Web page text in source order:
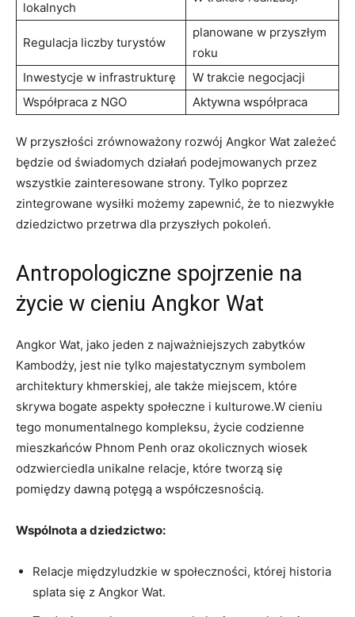
lokalnych
Regulacja liczby turystów
planowane w przyszłym
roku
Inwestycje w infrastrukturę
W trakcie negocjacji
Współpraca z NGO
Aktywna współpraca
W przyszłości zrównoważony rozwój Angkor Wat zależeć
będzie od świadomych działań podejmowanych przez
wszystkie zainteresowane strony. Tylko poprzez
zintegrowane wysiłki możemy zapewnić, że to niezwykłe
dziedzictwo przetrwa dla przyszłych pokoleń.
Antropologiczne spojrzenie na
życie w cieniu Angkor Wat
Angkor Wat, jako jeden z najważniejszych zabytków
Kambodży, jest nie tylko majestatycznym symbolem
architektury khmerskiej, ale także miejscem, które
skrywa bogate aspekty społeczne i kulturowe.W cieniu
tego monumentalnego kompleksu, życie codzienne
mieszkańców Phnom Penh oraz okolicznych wiosek
odzwierciedla unikalne relacje, które tworzą się
pomiędzy dawną potęgą a współczesnością.
Wspólnota a dziedzictwo:
Relacje międzyludzkie w społeczności, której historia
splata się z Angkor Wat.